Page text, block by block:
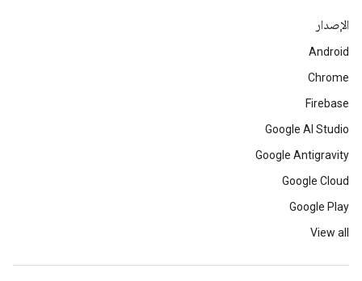
الإصدار
Android
Chrome
Firebase
Google AI Studio
Google Antigravity
Google Cloud
Google Play
View all